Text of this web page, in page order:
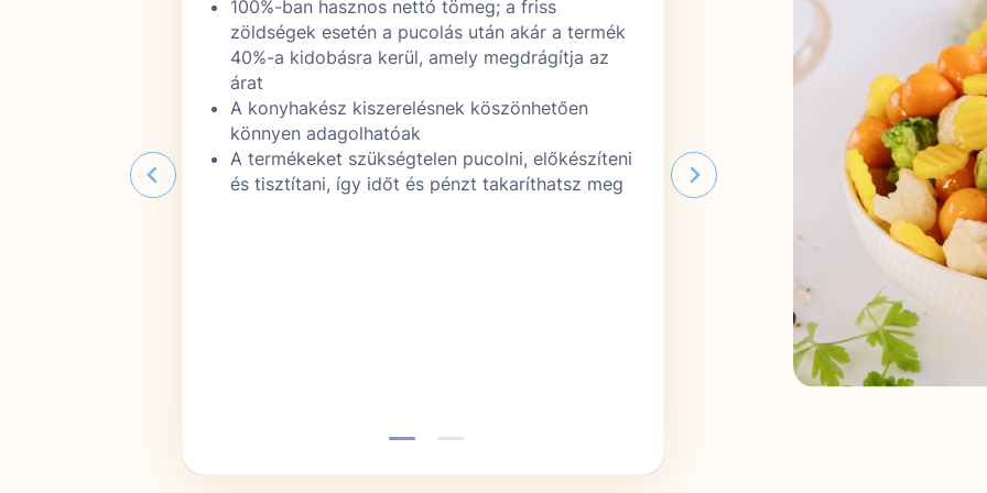
könnyebben is
100%-ban hasznos nettó tömeg; a friss
zöldségek esetén a pucolás után akár a termék
40%-a kidobásra kerül, amely megdrágítja az
árat
A konyhakész kiszerelésnek köszönhetően
könnyen adagolhatóak
A termékeket szükségtelen pucolni, előkészíteni
és tisztítani, így időt és pénzt takaríthatsz meg
Zöldségeinket kizárólag
szüreteljük, mivel akkor a
bennük lévő értékes anyagok
olyankor a legkedvezőbb
Zöldségmixünkben legalább 5
amelyeknek azonos a főzési
körülmények között lehetetlen
A zöldségek előfőzöttek,
emészthetőek (pl. paprika,
A Family Frost átfogó
rendszere biztosítja termékeink
nyomonkövethetőségét a
Termékeinket változatos módon
például serpenyőben,
mikrohullámú sütőben, vagy